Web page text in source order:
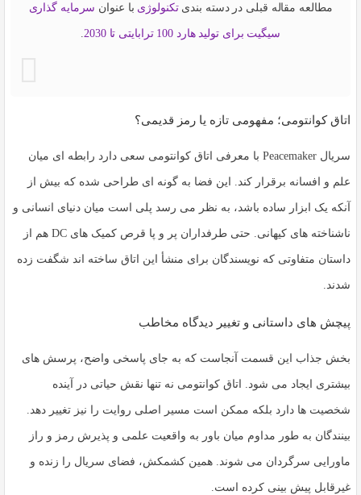
مطالعه مقاله قبلی در دسته بندیتکنولوژی با عنوان سرمایه گذاری
سیگیت برای تولید هارد 100 ترابایتی تا 2030
اتاق کوانتومی؛ مفهومی تازه یا رمز قدیمی؟
سریال Peacemaker با معرفی اتاق کوانتومی سعی دارد رابطه ای میان
علم و افسانه برقرار کند. این فضا به گونه ای طراحی شده که بیش از
آنکه یک ابزار ساده باشد، به نظر می رسد پلی است میان دنیای انسانی و
ناشناخته های کیهانی. حتی طرفداران پر و پا قرص کمیک های DC هم از
داستان متفاوتی که نویسندگان برای منشأ این اتاق ساخته اند شگفت زده
شدند.
پیچش های داستانی و تغییر دیدگاه مخاطب
بخش جذاب این قسمت آنجاست که به جای پاسخی واضح، پرسش های
بیشتری ایجاد می شود. اتاق کوانتومی نه تنها نقش حیاتی در آینده
شخصیت ها دارد بلکه ممکن است مسیر اصلی روایت را نیز تغییر دهد.
بینندگان به طور مداوم میان باور به واقعیت علمی و پذیرش رمز و راز
ماورایی سرگردان می شوند. همین کشمکش، فضای سریال را زنده و
غیرقابل پیش بینی کرده است.